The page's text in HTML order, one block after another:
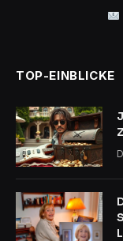
TOP-EINBLICKE